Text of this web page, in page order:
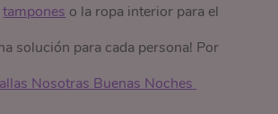
tampones o la ropa interior para el
solución para cada persona! Por
Nosotras Buenas Noches